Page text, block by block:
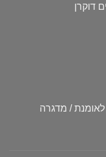
דוקרן
/ מדגרה